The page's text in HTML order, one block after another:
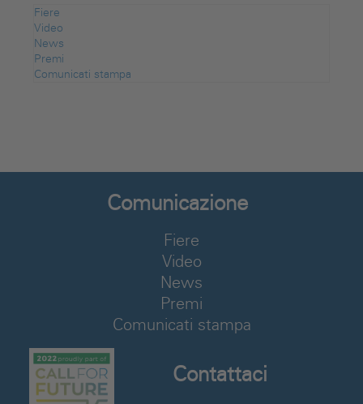
Fiere
Video
News
Premi
Comunicati stampa
Comunicazione
Fiere
Video
News
Premi
Comunicati stampa
Contattaci